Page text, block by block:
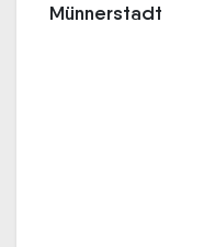
Münnerstadt